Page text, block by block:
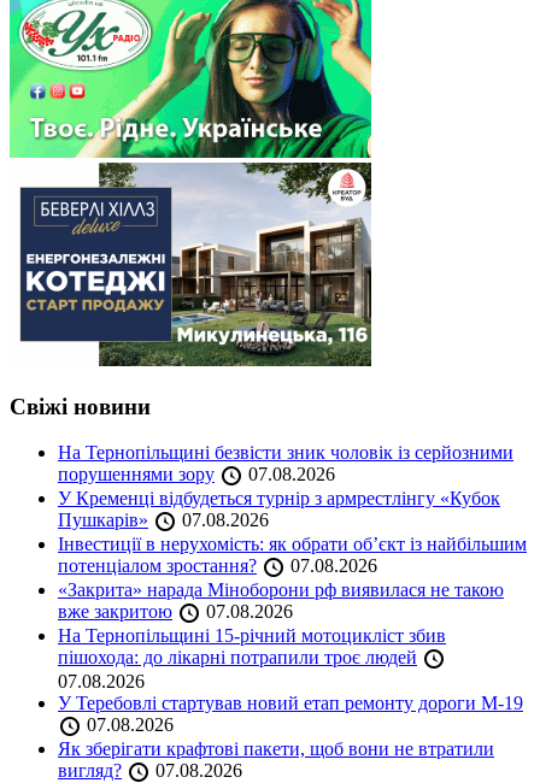
Свіжі новини
На Тернопільщині безвісти зник чоловік із серйозними
порушеннями зору
07.08.2026
У Кременці відбудеться турнір з армрестлінгу «Кубок
Пушкарів»
07.08.2026
Інвестиції в нерухомість: як обрати об’єкт із найбільшим
потенціалом зростання?
07.08.2026
«Закрита» нарада Міноборони рф виявилася не такою
вже закритою
07.08.2026
На Тернопільщині 15-річний мотоцикліст збив
пішохода: до лікарні потрапили троє людей
07.08.2026
У Теребовлі стартував новий етап ремонту дороги М-19
07.08.2026
Як зберігати крафтові пакети, щоб вони не втратили
вигляд?
07.08.2026